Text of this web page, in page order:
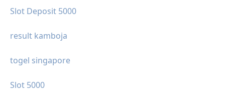
Slot Deposit 5000
result kamboja
togel singapore
Slot 5000